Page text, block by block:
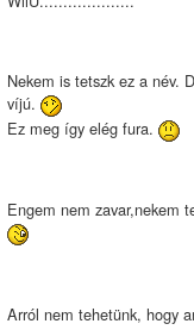
Nekem is tetszk ez a név.
víjú.
Ez meg így elég fura.
Engem nem zavar,nekem
Arról nem tehetünk, hogy